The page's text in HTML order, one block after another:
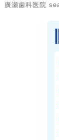
廣瀬歯科医院